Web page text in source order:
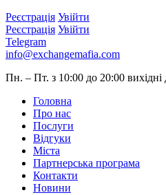
Реєстрація Увійти
Реєстрація Увійти
Telegram
info@exchangemafia.com
Пн. – Пт. з 10:00 до 20:00 вихідні
Головна
Про нас
Послуги
Відгуки
Міста
Партнерська програма
Контакти
Новини